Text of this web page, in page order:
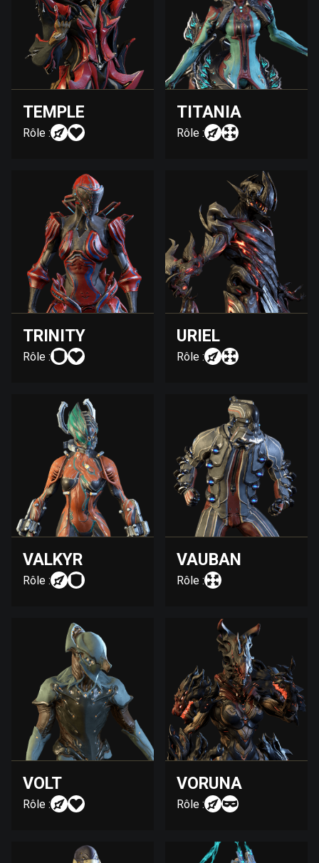
TEMPLE
Rôle :
TITANIA
Rôle :
TRINITY
Rôle :
URIEL
Rôle :
VALKYR
Rôle :
VAUBAN
Rôle :
VOLT
Rôle :
VORUNA
Rôle :